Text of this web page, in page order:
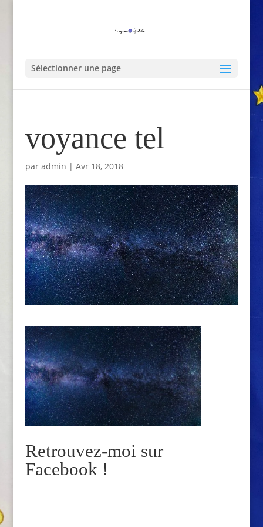
Sélectionner une page
voyance tel
par admin | Avr 18, 2018
Retrouvez-moi sur
Facebook !